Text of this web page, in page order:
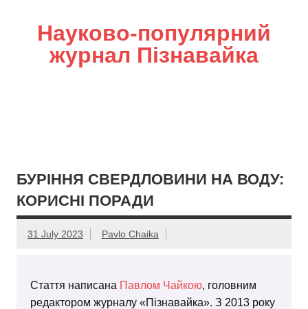
Науково-популярний
журнал Пізнавайка
БУРІННЯ СВЕРДЛОВИНИ НА ВОДУ:
КОРИСНІ ПОРАДИ
31 July 2023 Pavlo Chaika
Стаття написана Павлом Чайкою, головним
редактором журналу «Пізнавайка». З 2013 року